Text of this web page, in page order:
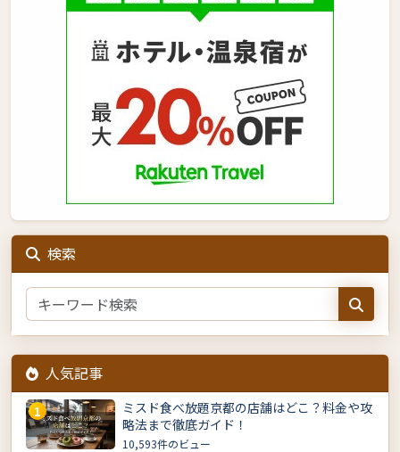
検索
人気記事
1
ミスド食べ放題京都の店舗はどこ？料金や攻
略法まで徹底ガイド！
10,593件のビュー